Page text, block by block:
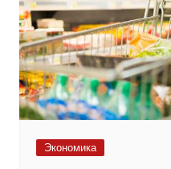
Экономика